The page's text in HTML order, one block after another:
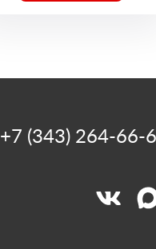
+7 (343) 264-66-